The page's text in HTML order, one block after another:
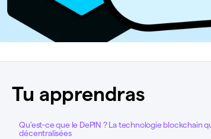
Tu apprendras
Qu’est-ce que le DePIN ? La technologie blockchain
décentralisées